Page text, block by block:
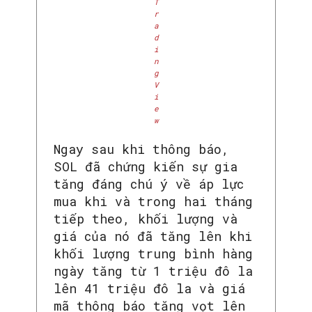
r
a
d
i
n
g
V
i
e
w
Ngay sau khi thông báo,
SOL đã chứng kiến ​​sự gia
tăng đáng chú ý về áp lực
mua khi và trong hai tháng
tiếp theo, khối lượng và
giá của nó đã tăng lên khi
khối lượng trung bình hàng
ngày tăng từ 1 triệu đô la
lên 41 triệu đô la và giá
mã thông báo tăng vọt lên